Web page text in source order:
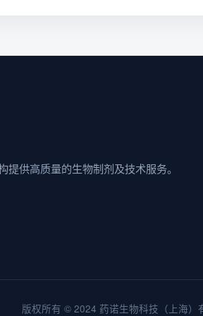
供高质量的生物制剂及技术服务。
版权所有 © 2024 药诺生物科技（上海）